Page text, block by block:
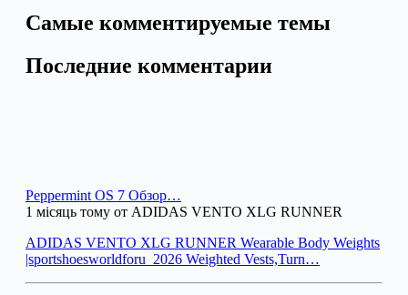
Самые комментируемые темы
Последние комментарии
Peppermint OS 7 Обзор…
1 місяць тому от ADIDAS VENTO XLG RUNNER
ADIDAS VENTO XLG RUNNER Wearable Body Weights
|sportshoesworldforu_2026 Weighted Vests,Turn…